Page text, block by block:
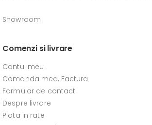
Showroom
Comenzi si livrare
Contul meu
Comanda mea, Factura
Formular de contact
Despre livrare
Plata in rate